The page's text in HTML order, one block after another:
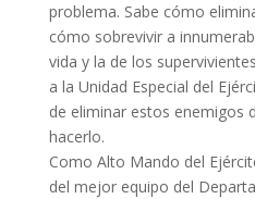
problema. Sabe cómo
cómo sobrevivir a
vida y la de los
a la Unidad Especial del
de eliminar estos enemigos
hacerlo.
Como Alto Mando del
del mejor equipo del